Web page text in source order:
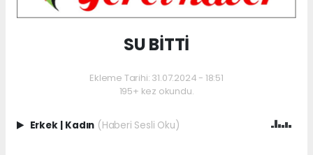
SU BİTTİ
Ekleme Tarihi: 31.07.2024 - 18:51
195+ kez okundu.
Erkek | Kadın (Haberi Sesli Oku)